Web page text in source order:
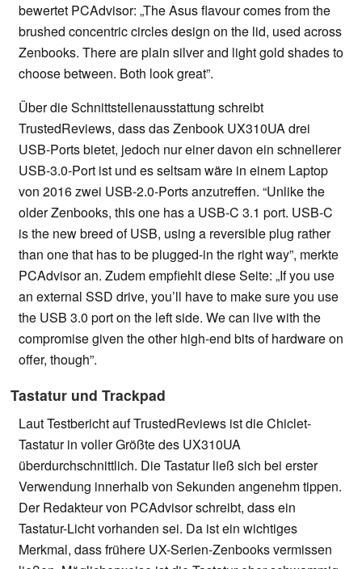
bewertet PCAdvisor: „The Asus flavour comes from the
brushed concentric circles design on the lid, used across
Zenbooks. There are plain silver and light gold shades to
choose between. Both look great”.
Über die Schnittstellenausstattung schreibt
TrustedReviews, dass das Zenbook UX310UA drei
USB-Ports bietet, jedoch nur einer davon ein schnellerer
USB-3.0-Port ist und es seltsam wäre in einem Laptop
von 2016 zwei USB-2.0-Ports anzutreffen. “Unlike the
older Zenbooks, this one has a USB-C 3.1 port. USB-C
is the new breed of USB, using a reversible plug rather
than one that has to be plugged-in the right way”, merkte
PCAdvisor an. Zudem empfiehlt diese Seite: „If you use
an external SSD drive, you’ll have to make sure you use
the USB 3.0 port on the left side. We can live with the
compromise given the other high-end bits of hardware on
offer, though”.
Tastatur und Trackpad
Laut Testbericht auf TrustedReviews ist die Chiclet-
Tastatur in voller Größte des UX310UA
überdurchschnittlich. Die Tastatur ließ sich bei erster
Verwendung innerhalb von Sekunden angenehm tippen.
Der Redakteur von PCAdvisor schreibt, dass ein
Tastatur-Licht vorhanden sei. Da ist ein wichtiges
Merkmal, dass frühere UX-Serien-Zenbooks vermissen